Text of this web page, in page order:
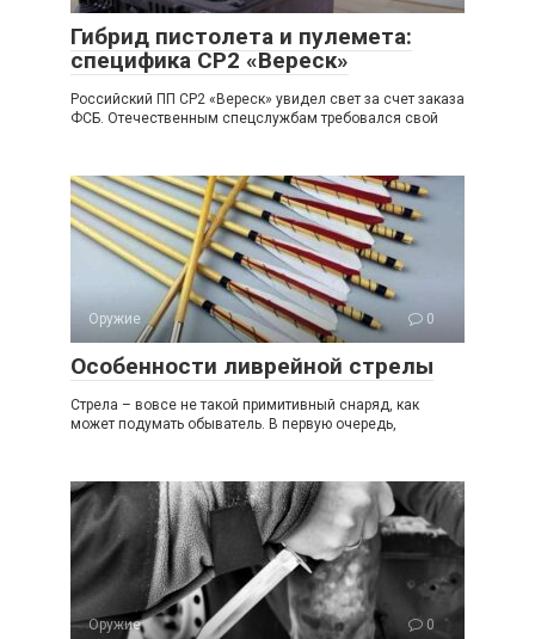
Гибрид пистолета и пулемета:
специфика СР2 «Вереск»
Российский ПП СР2 «Вереск» увидел свет за счет заказа
ФСБ. Отечественным спецслужбам требовался свой
Оружие 0
Особенности ливрейной стрелы
Стрела – вовсе не такой примитивный снаряд, как
может подумать обыватель. В первую очередь,
Оружие 0